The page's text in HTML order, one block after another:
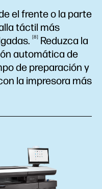
el frente o la parte
táctil más
8
Reduzca la
automática de
de preparación y
la impresora más